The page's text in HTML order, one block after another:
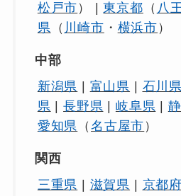
松戸市 ） |東京都 （ 八
県 （ 川崎市 ・ 横浜市 ）
中部
新潟県 | 富山県 | 石川県
県 |長野県 | 岐阜県 |
愛知県
（名古屋市 ）
関西
三重県 | 滋賀県 | 京都府